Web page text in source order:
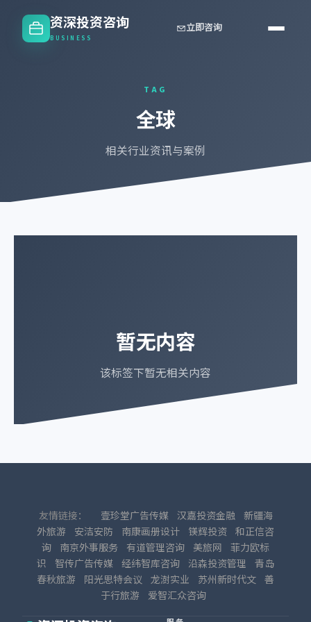
资深投资咨询
BUSINESS
立即咨询
TAG
全球
相关行业资讯与案例
暂无内容
该标签下暂无相关内容
友情链接： 壹珍堂广告传媒 汉嘉投资金融
新疆海
外旅游
安洁安防 南康画册设计 镁辉投资 和正信咨
询
南京外事服务 有道管理咨询 美旅网
菲力欧标
识
智传广告传媒 经纬智库咨询 沿森投资管理
青岛
春秋旅游
阳光思特会议 龙澍实业 苏州新时代文 善
于行旅游
爱智汇众咨询